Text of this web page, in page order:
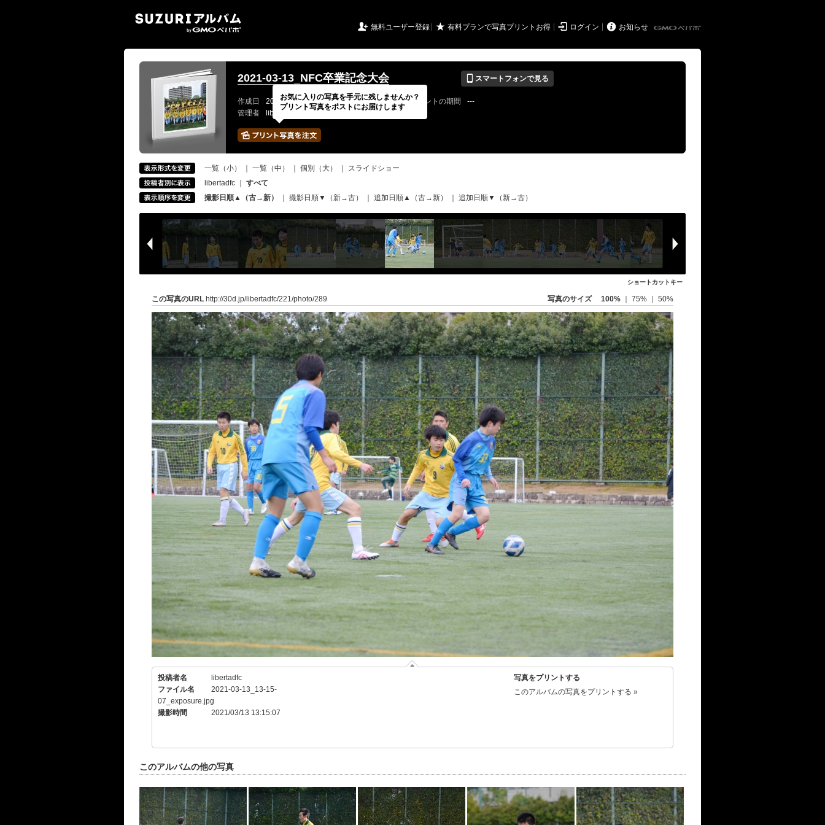
 無料ユーザー登録 ★ 有料プランで写真プリントお得  ログイン  お知らせ
2021-03-13_NFC卒業記念大会 📱 スマートフォンで見る
作成日 2022 / 04 / 24 公開終了日 無期限 イベントの期間
---
管理者
libertadfcさん 写真の枚数 500 / 2000枚
一覧（小） 一覧（中） 個別（大）
スライドショー
libertadfc
すべて
撮影日順▲（古→新）
撮影日順▼（新→古） 追加日順▲（古→新） 追加日順▼（新→古）
ショートカットキー
この写真のURL http://30d.jp/libertadfc/221/photo/289 写真のサイズ 100% 75% 50%
投稿者名
libertadfc
ファイル名
2021-03-13_13-15-
07_exposure.jpg
撮影時間
2021/03/13 13:15:07
写真をプリントする
このアルバムの写真をプリントする »
このアルバムの他の写真
お気に入りの写真を手元に残しませんか？
プリント写真をポストにお届けします